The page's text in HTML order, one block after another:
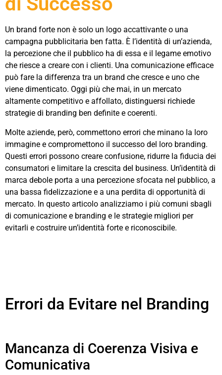
Un brand forte non è solo un logo accattivante o una
campagna pubblicitaria ben fatta. È l’identità di un’azienda,
la percezione che il pubblico ha di essa e il legame emotivo
che riesce a creare con i clienti. Una comunicazione efficace
può fare la differenza tra un brand che cresce e uno che
viene dimenticato. Oggi più che mai, in un mercato
altamente competitivo e affollato, distinguersi richiede
strategie di branding ben definite e coerenti.
Molte aziende, però, commettono errori che minano la loro
immagine e compromettono il successo del loro branding.
Questi errori possono creare confusione, ridurre la fiducia dei
consumatori e limitare la crescita del business. Un’identità di
marca debole porta a una percezione sfocata nel pubblico, a
una bassa fidelizzazione e a una perdita di opportunità di
mercato. In questo articolo analizziamo i più comuni sbagli
di comunicazione e branding e le strategie migliori per
evitarli e costruire un’identità forte e riconoscibile.
Errori da Evitare nel Branding
Mancanza di Coerenza Visiva e
Comunicativa